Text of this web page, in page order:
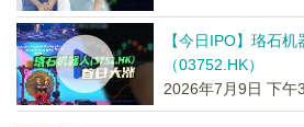
【今日IPO】珞石
（03752.HK）
2026年7月9日 下午